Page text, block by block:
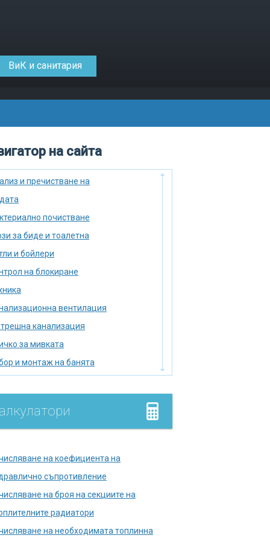
ВиК и санитария
на сайта
и пречистване на
почистване
за биде и тоалетна
и бойлери
на блокиране
вентилация
канализация
за мивката
и монтаж на банята
вана
тоалетна
в държавни
на коефициента на
съпротивление
на броя на секциите на
радиатори
на необходимата топлинна